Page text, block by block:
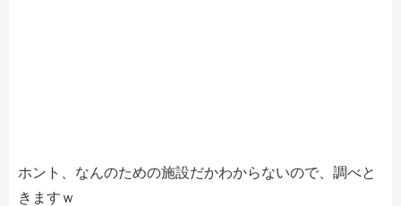
ホント、なんのための施設だかわからないので、調べと
きますｗ